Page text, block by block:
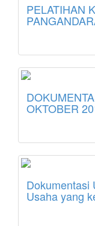
PELATIHAN
OKTOBER
Dokumentasi
Usaha yang